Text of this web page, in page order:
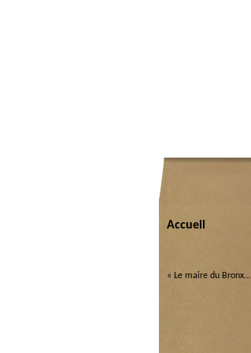
Accueil
« Le maire du Bronx…